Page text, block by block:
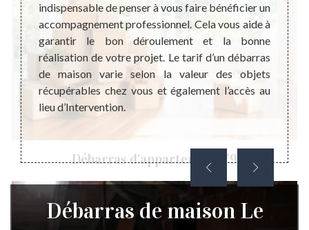
Débarras d'appartement 79
lieu
juste
de
indispensable de penser à vous faire bénéficier un
accompagnement professionnel. Cela vous aide à
garantir le bon déroulement et la bonne
réalisation de votre projet. Le tarif d’un débarras
de maison varie selon la valeur des objets
récupérables chez vous et également l’accès au
lieu d’Intervention.
chez
que
de
vous
ou
Débarras de maison Le